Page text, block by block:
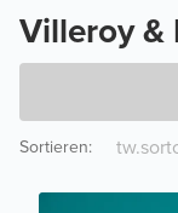
Villeroy &
Sortieren: